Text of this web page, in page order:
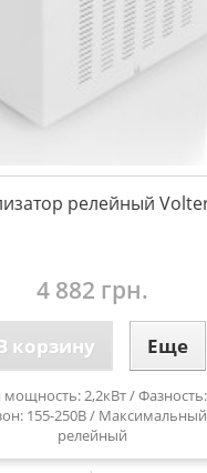
релейный
4 882 грн.
корзину Еще
2,2кВт /
155-250В / Максимальный
релейный